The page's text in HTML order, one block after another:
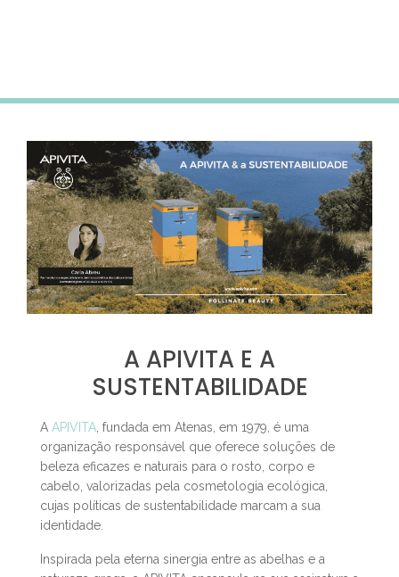
na tua primeira compra
A APIVITA E A
SUSTENTABILIDADE
AAPIVITA, fundada em Atenas, em 1979, é uma
organização responsável que oferece soluções de
beleza eficazes e naturais para o rosto, corpo e
cujas políticas de sustentabilidade marcam a sua